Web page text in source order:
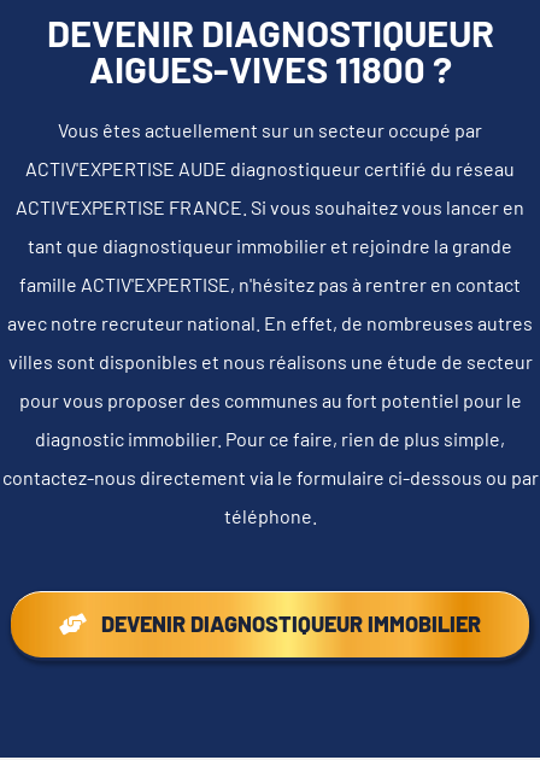
DEVENIR DIAGNOSTIQUEUR
AIGUES-VIVES 11800 ?
Vous êtes actuellement sur un secteur occupé par
ACTIV'EXPERTISE AUDE diagnostiqueur certifié du réseau
ACTIV'EXPERTISE FRANCE. Si vous souhaitez vous lancer en
tant que diagnostiqueur immobilier et rejoindre la grande
famille ACTIV'EXPERTISE, n'hésitez pas à rentrer en contact
avec notre recruteur national. En effet, de nombreuses autres
villes sont disponibles et nous réalisons une étude de secteur
pour vous proposer des communes au fort potentiel pour le
diagnostic immobilier. Pour ce faire, rien de plus simple,
contactez-nous directement via le formulaire ci-dessous ou par
téléphone.
DEVENIR DIAGNOSTIQUEUR IMMOBILIER